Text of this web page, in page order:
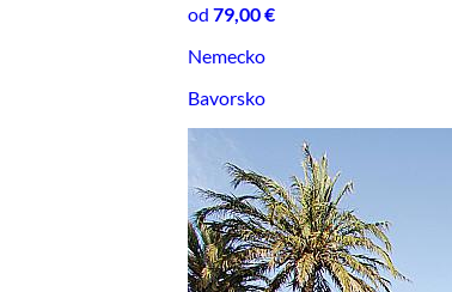
od 79,00 €
Nemecko
Bavorsko